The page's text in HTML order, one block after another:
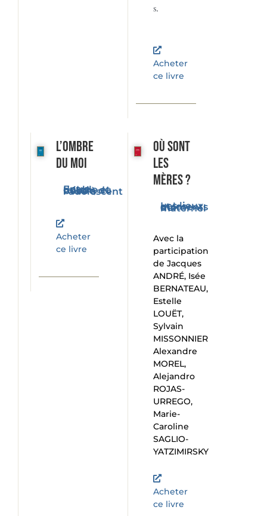
s.
Acheter
ce livre
L’ombre
du moi
Entre double et miroir, du bébé à l'adolescent
Acheter
ce livre
Où sont
les
mères ?
Les lieux et les moments du maternel
Avec la
participation
de Jacques
ANDRÉ, Isée
BERNATEAU,
Estelle
LOUËT,
Sylvain
MISSONNIER
Alexandre
MOREL,
Alejandro
ROJAS-
URREGO,
Marie-
Caroline
SAGLIO-
YATZIMIRSKY
Acheter
ce livre